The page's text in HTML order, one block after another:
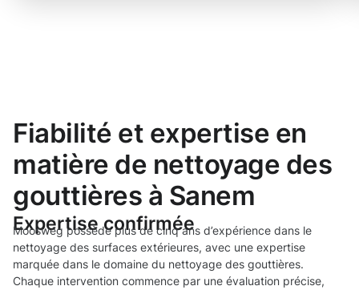
Fiabilité et expertise en
matière de nettoyage des
gouttières à Sanem
Expertise confirmée
Moosweg possède plus de cinq ans d’expérience dans le
nettoyage des surfaces extérieures, avec une expertise
marquée dans le domaine du nettoyage des gouttières.
Chaque intervention commence par une évaluation précise,